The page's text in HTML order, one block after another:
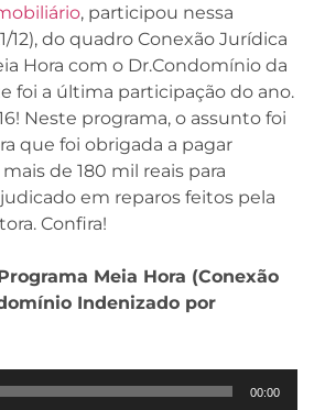
, participou nessa
12), do quadro Conexão Jurídica
Hora com o Dr.Condomínio da
foi a última participação do ano.
Neste programa, o assunto foi
que foi obrigada a pagar
de 180 mil reais para
em reparos feitos pela
Confira!
Meia Hora (Conexão
Indenizado por
00:00